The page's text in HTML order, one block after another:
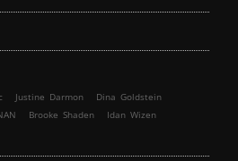
Justine Darmon
Dina Goldstein
Brooke Shaden
Idan Wizen